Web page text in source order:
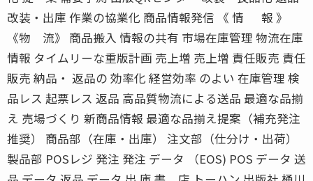
改装・出庫 作業の協業化 商品情報発信 《 情 報 》
《物 流》 商品搬入 情報の共有 市場在庫管理 物流在庫
情報 タイムリーな重版計画 売上増 売上増 責任販売 責任
販売 納品・ 返品の 効率化 経営効率 のよい 在庫管理 検
品レス 起票レス 返品 高品質物流による送品 最適な品揃
え 売場づくり 新商品情報 最適な品揃え提案（補充発注
推奨） 商品部（在庫・出庫） 注文部（仕分け・出荷）
製品部 POSレジ 発注 発注 データ （EOS) POS データ 送